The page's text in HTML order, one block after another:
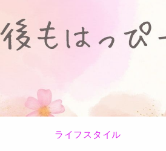
ライフスタイル